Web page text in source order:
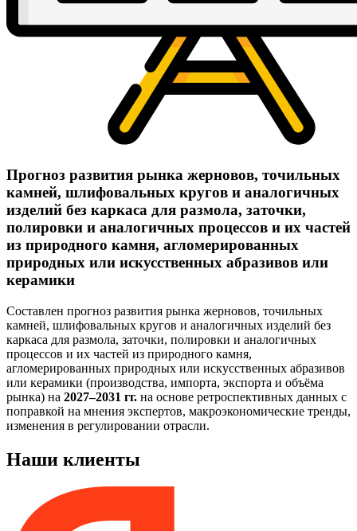
Прогноз развития рынка жерновов, точильных
камней, шлифовальных кругов и аналогичных
изделий без каркаса для размола, заточки,
полировки и аналогичных процессов и их частей
из природного камня, агломерированных
природных или искусственных абразивов или
керамики
Составлен прогноз развития рынка жерновов, точильных
камней, шлифовальных кругов и аналогичных изделий без
каркаса для размола, заточки, полировки и аналогичных
процессов и их частей из природного камня,
агломерированных природных или искусственных абразивов
или керамики (производства, импорта, экспорта и объёма
рынка) на 2027–2031 гг. на основе ретроспективных данных с
поправкой на мнения экспертов, макроэкономические тренды,
изменения в регулировании отрасли.
Наши клиенты